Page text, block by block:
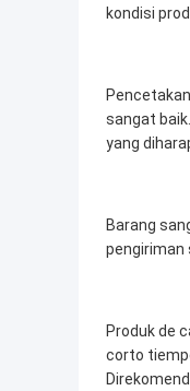
kondisi
sangat
yang
Barang
pengiriman
Produk de
corto